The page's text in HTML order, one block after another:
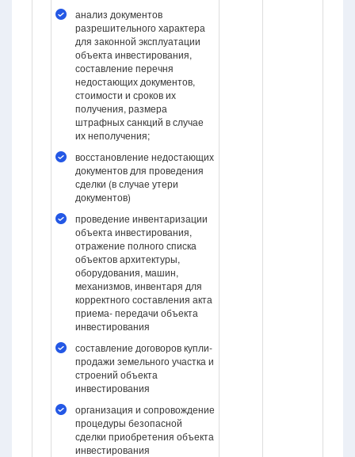
анализ документов
разрешительного характера
для законной эксплуатации
объекта инвестирования,
составление перечня
недостающих документов,
стоимости и сроков их
получения, размера
штрафных санкций в случае
их неполучения;
восстановление недостающих
документов для проведения
сделки (в случае утери
документов)
проведение инвентаризации
объекта инвестирования,
отражение полного списка
объектов архитектуры,
оборудования, машин,
механизмов, инвентаря для
корректного составления акта
приема- передачи объекта
инвестирования
составление договоров купли-
продажи земельного участка и
строений объекта
инвестирования
организация и сопровождение
процедуры безопасной
сделки приобретения объекта
инвестирования